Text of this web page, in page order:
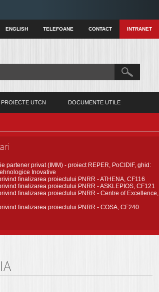
ENGLISH TELEFOANE CONTACT INTRANET
PROIECTE UTCN DOCUMENTE UTILE
partener privat (IMM) - proiect REPER, PoCIDIF, ghid:
Inovative
finalizarea proiectului PNRR - ATHENA, CF116
finalizarea proiectului PNRR - ASKLEPIOS, CF121
finalizarea proiectului PNRR - Centre of Excellence,
finalizarea proiectului PNRR - COSA, CF240